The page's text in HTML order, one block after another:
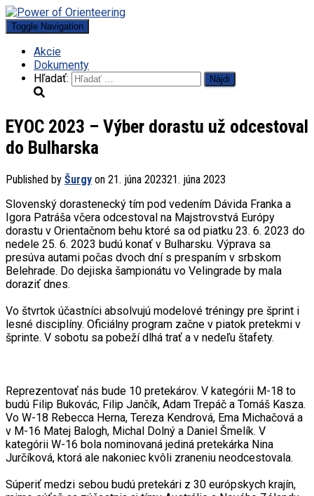
Toggle Navigation
Akcie
Dokumenty
Hľadať:
EYOC 2023 – Výber dorastu už odcestoval
do Bulharska
Published by Šurgy on 21. júna 202321. júna 2023
Slovenský dorastenecký tím pod vedením Dávida Franka a
Igora Patráša včera odcestoval na Majstrovstvá Európy
dorastu v Orientačnom behu ktoré sa od piatku 23. 6. 2023 do
nedele 25. 6. 2023 budú konať v Bulharsku. Výprava sa
presúva autami počas dvoch dní s prespaním v srbskom
Belehrade. Do dejiska šampionátu vo Velingrade by mala
doraziť dnes.
Vo štvrtok účastníci absolvujú modelové tréningy pre šprint i
lesné disciplíny. Oficiálny program začne v piatok pretekmi v
šprinte. V sobotu sa pobeží dlhá trať a v nedeľu štafety.
Reprezentovať nás bude 10 pretekárov. V kategórii M-18 to
budú Filip Bukovác, Filip Jančík, Adam Trepáč a Tomáš Kasza.
Vo W-18 Rebecca Herna, Tereza Kendrová, Ema Michačová a
v M-16 Matej Balogh, Michal Dolný a Daniel Šmelík. V
kategórii W-16 bola nominovaná jediná pretekárka Nina
Jurčíková, ktorá ale nakoniec kvôli zraneniu neodcestovala.
Súperiť medzi sebou budú pretekári z 30 európskych krajín,